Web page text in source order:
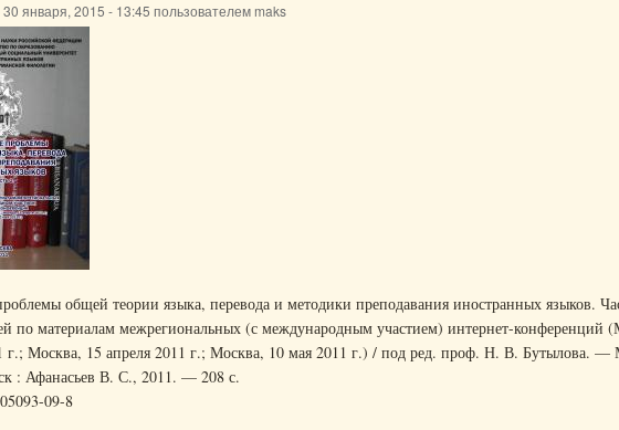
января, 2015 - 13:45 пользователем maks
общей теории языка, перевода и методики преподавания иностранных языков.
по материалам межрегиональных (с международным участием) интернет-конференций
г.; Москва, 15 апреля 2011 г.; Москва, 10 мая 2011 г.) / под ред. проф. Н. В. Бутылова.
: Афанасьев В. С., 2011. — 208 с.
09-8